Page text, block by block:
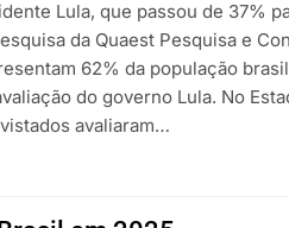
Lula, que passou de 37%
da Quaest Pesquisa e
62% da população
do governo Lula. No
avaliaram…